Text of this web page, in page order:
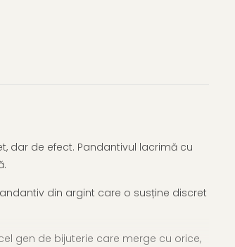
dar de efect. Pandantivul lacrimă cu
din argint care o susține discret
gen de bijuterie care merge cu orice,